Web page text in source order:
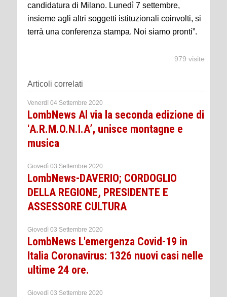
candidatura di Milano. Lunedì 7 settembre,
insieme agli altri soggetti istituzionali coinvolti, si
terrà una conferenza stampa. Noi siamo pronti”.
979 visite
Articoli correlati
Venerdì 04 Settembre 2020
LombNews Al via la seconda edizione di
‘A.R.M.O.N.I.A’, unisce montagne e
musica
Giovedì 03 Settembre 2020
LombNews-DAVERIO; CORDOGLIO
DELLA REGIONE, PRESIDENTE E
ASSESSORE CULTURA
Giovedì 03 Settembre 2020
LombNews L'emergenza Covid-19 in
Italia Coronavirus: 1326 nuovi casi nelle
ultime 24 ore.
Giovedì 03 Settembre 2020